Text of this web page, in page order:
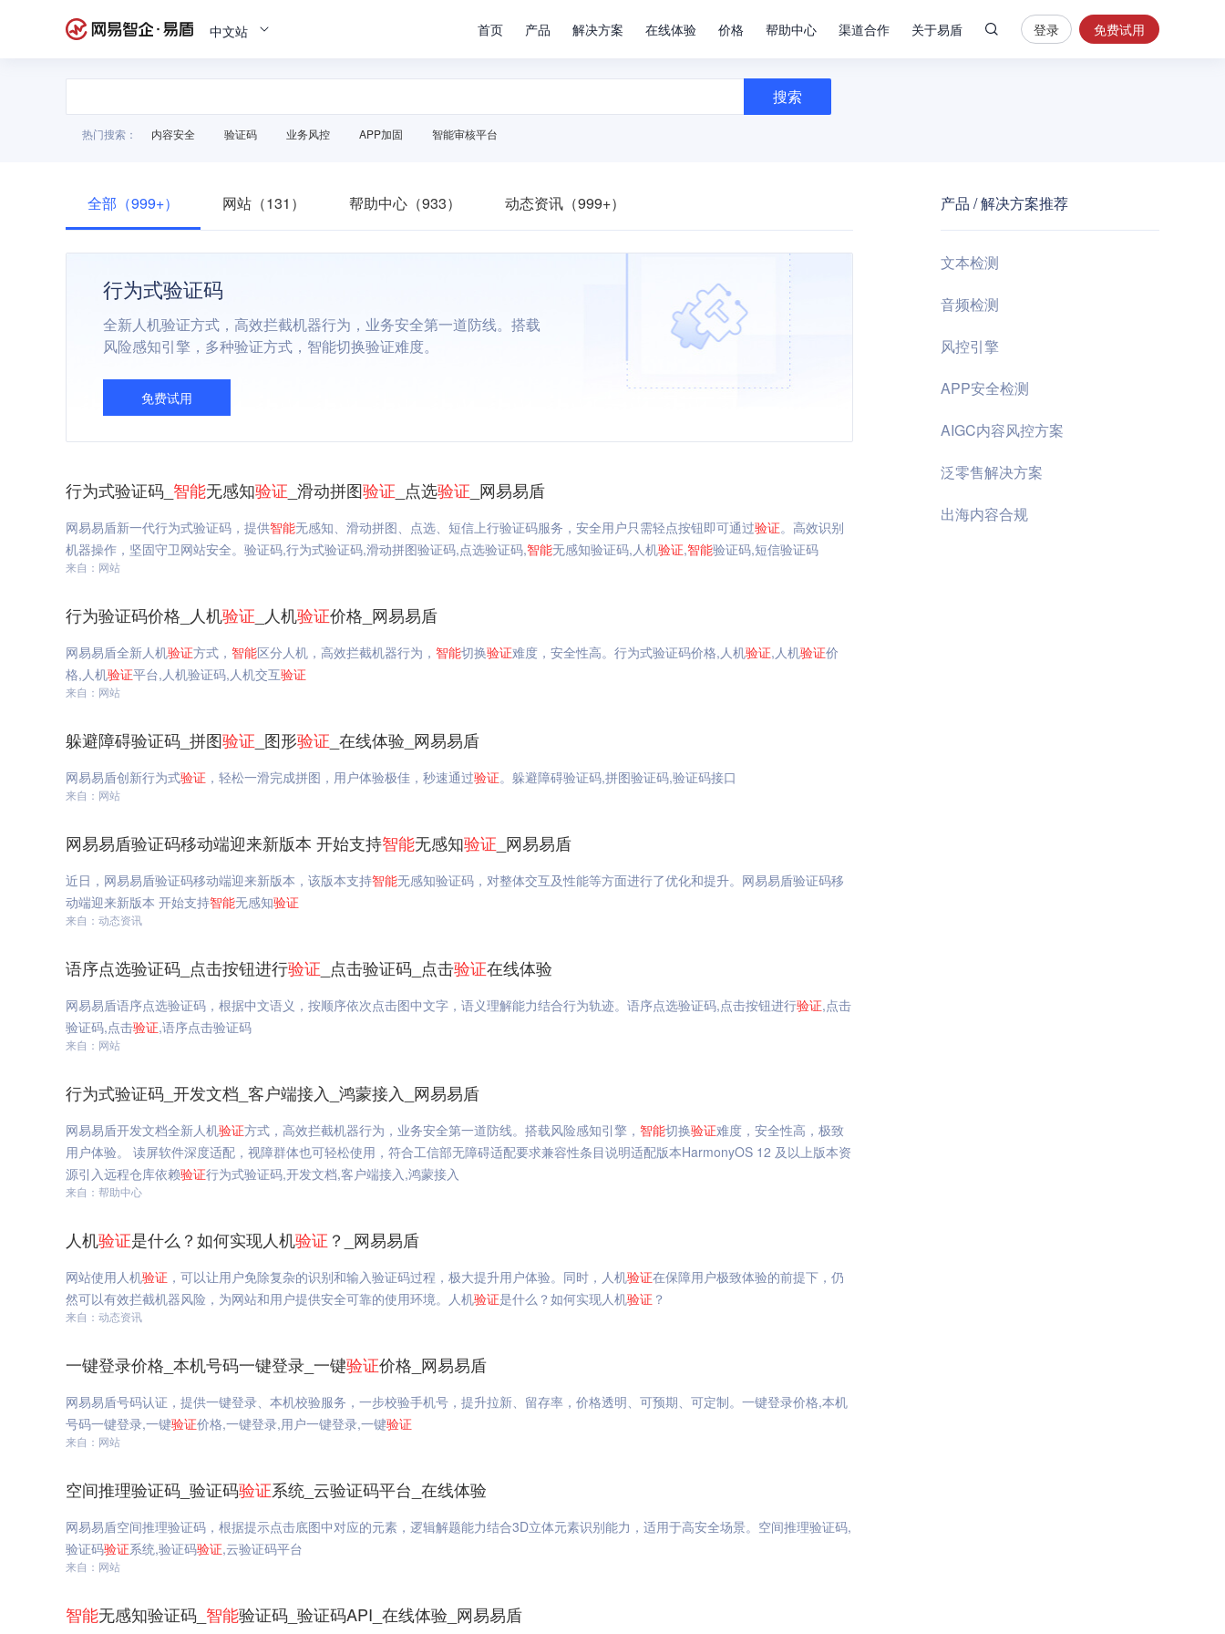
中文站 首页 产品 解决方案 在线体验 价格 帮助中心 渠道合作 关于易盾
安
全
控
登录 免费试用
搜索
热门搜索： 内容安全 验证码 业务风控 APP加固 智能审核平台
全部（999+） 网站（131） 帮助中心（933） 动态资讯（999+）
行为式验证码
全新人机验证方式，高效拦截机器行为，业务安全第一道防线。搭载
风险感知引擎，多种验证方式，智能切换验证难度。
免费试用
行为式验证码_ 智能无感知验证 _滑动拼图验证 _点选验证 _网易易盾
网易易盾新一代行为式验证码，提供智能无感知、滑动拼图、点选、短信上行验证码服务，安全用户只需轻点按钮即可通过验证。高效识别
机器操作，坚固守卫网站安全。验证码,行为式验证码,滑动拼图验证码,点选验证码,智能无感知验证码,人机验证,智能验证码,短信验证码
来自：网站
行为验证码价格_人机验证 _人机验证价格_网易易盾
网易易盾全新人机验证方式， 智能区分人机，高效拦截机器行为， 智能切换验证难度，安全性高。行为式验证码价格,人机验证,人机验证价
格,人机验证平台,人机验证码,人机交互验证
来自：网站
躲避障碍验证码_拼图验证 _图形验证 _在线体验_网易易盾
网易易盾创新行为式验证 ，轻松一滑完成拼图，用户体验极佳，秒速通过验证。躲避障碍验证码,拼图验证码,验证码接口
来自：网站
网易易盾验证码移动端迎来新版本 开始支持智能无感知验证 _网易易盾
近日，网易易盾验证码移动端迎来新版本，该版本支持智能无感知验证码，对整体交互及性能等方面进行了优化和提升。网易易盾验证码移
动端迎来新版本 开始支持智能无感知验证
来自：动态资讯
语序点选验证码_点击按钮进行验证 _点击验证码_点击验证在线体验
网易易盾语序点选验证码，根据中文语义，按顺序依次点击图中文字，语义理解能力结合行为轨迹。语序点选验证码,点击按钮进行验证,点击
验证码,点击验证,语序点击验证码
来自：网站
行为式验证码_开发文档_客户端接入_鸿蒙接入_网易易盾
网易易盾开发文档全新人机验证方式，高效拦截机器行为，业务安全第一道防线。搭载风险感知引擎， 智能切换验证难度，安全性高，极致
用户体验。 读屏软件深度适配，视障群体也可轻松使用，符合工信部无障碍适配要求兼容性条目说明适配版本HarmonyOS 12 及以上版本资
源引入远程仓库依赖验证行为式验证码,开发文档,客户端接入,鸿蒙接入
来自：帮助中心
人机验证是什么？如何实现人机验证 ？_网易易盾
网站使用人机验证 ，可以让用户免除复杂的识别和输入验证码过程，极大提升用户体验。同时，人机验证在保障用户极致体验的前提下，仍
然可以有效拦截机器风险，为网站和用户提供安全可靠的使用环境。人机验证是什么？如何实现人机验证 ？
来自：动态资讯
一键登录价格_本机号码一键登录_一键验证价格_网易易盾
网易易盾号码认证，提供一键登录、本机校验服务，一步校验手机号，提升拉新、留存率，价格透明、可预期、可定制。一键登录价格,本机
号码一键登录,一键验证价格,一键登录,用户一键登录,一键验证
来自：网站
空间推理验证码_验证码验证系统_云验证码平台_在线体验
网易易盾空间推理验证码，根据提示点击底图中对应的元素，逻辑解题能力结合3D立体元素识别能力，适用于高安全场景。空间推理验证码,
验证码验证系统,验证码验证,云验证码平台
来自：网站
智能无感知验证码_ 智能验证码_验证码API_在线体验_网易易盾
产品 / 解决方案推荐
文本检测
音频检测
风控引擎
APP安全检测
AIGC内容风控方案
泛零售解决方案
出海内容合规